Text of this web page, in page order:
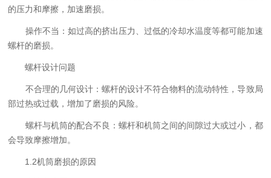
的压力和摩擦，加速磨损。
操作不当：如过高的挤出压力、过低的冷却水温度等都可能加速
螺杆的磨损。
螺杆设计问题
不合理的几何设计：螺杆的设计不符合物料的流动特性，导致局
部过热或过载，增加了磨损的风险。
螺杆与机筒的配合不良：螺杆和机筒之间的间隙过大或过小，都
会导致摩擦增加。
1.2机筒磨损的原因